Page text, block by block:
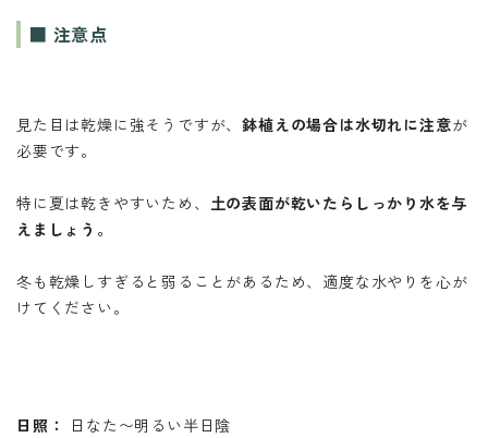
■ 注意点
見た目は乾燥に強そうですが、鉢植えの場合は水切れに注意が
必要です。
特に夏は乾きやすいため、
土の表面が乾いたらしっかり水を与
えましょう。
冬も乾燥しすぎると弱ることがあるため、適度な水やりを心が
けてください。
日照： 日なた〜明るい半日陰